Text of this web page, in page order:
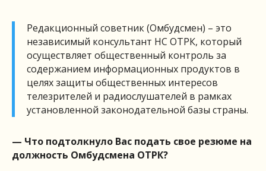
Редакционный советник (Омбудсмен) – это
независимый консультант НС ОТРК, который
осуществляет общественный контроль за
содержанием информационных продуктов в
целях защиты общественных интересов
телезрителей и радиослушателей в рамках
установленной законодательной базы страны.
— Что подтолкнуло Вас подать свое резюме на
должность Омбудсмена ОТРК?